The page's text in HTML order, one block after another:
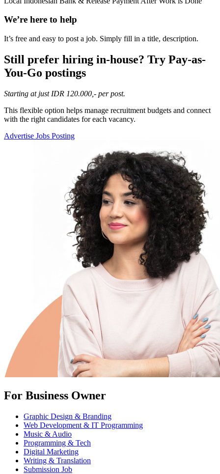
We’re here to help
It’s free and easy to post a job. Simply fill in a title, description.
Still prefer hiring in-house? Try Pay-as-
You-Go postings​
Starting at just IDR 120.000,- per post.
This flexible option helps manage recruitment budgets and connect
with the right candidates for each vacancy.
Advertise Jobs Posting
For Business Owner
Graphic Design & Branding
Web Development & IT Programming
Music & Audio
Programming & Tech
Digital Marketing
Writing & Translation
Submission Job